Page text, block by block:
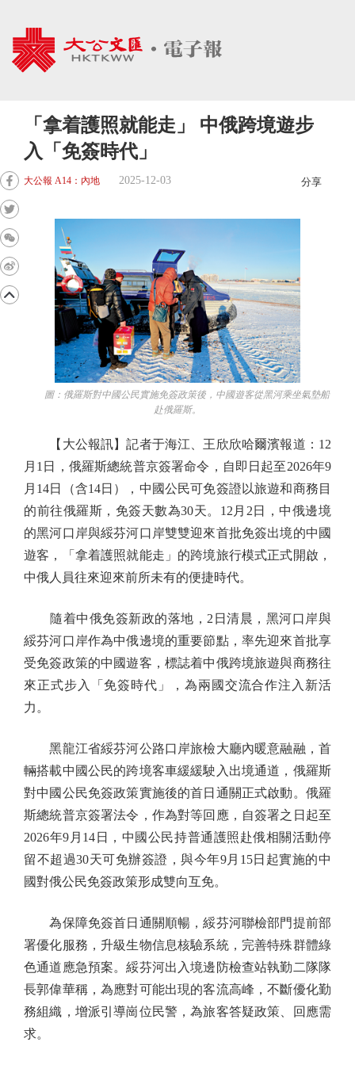
「拿着護照就能走」 中俄跨境遊步
入「免簽時代」
大公報 A14：內地 2025-12-03 分享
圖：俄羅斯對中國公民實施免簽政策後，中國遊客從黑河乘坐氣墊船
赴俄羅斯。
【大公報訊】記者于海江、王欣欣哈爾濱報道：12
月1日，俄羅斯總統普京簽署命令，自即日起至2026年9
月14日（含14日），中國公民可免簽證以旅遊和商務目
的前往俄羅斯，免簽天數為30天。12月2日，中俄邊境
的黑河口岸與綏芬河口岸雙雙迎來首批免簽出境的中國
遊客，「拿着護照就能走」的跨境旅行模式正式開啟，
中俄人員往來迎來前所未有的便捷時代。
隨着中俄免簽新政的落地，2日清晨，黑河口岸與
綏芬河口岸作為中俄邊境的重要節點，率先迎來首批享
受免簽政策的中國遊客，標誌着中俄跨境旅遊與商務往
來正式步入「免簽時代」，為兩國交流合作注入新活
力。
黑龍江省綏芬河公路口岸旅檢大廳內暖意融融，首
輛搭載中國公民的跨境客車緩緩駛入出境通道，俄羅斯
對中國公民免簽政策實施後的首日通關正式啟動。俄羅
斯總統普京簽署法令，作為對等回應，自簽署之日起至
2026年9月14日，中國公民持普通護照赴俄相關活動停
留不超過30天可免辦簽證，與今年9月15日起實施的中
國對俄公民免簽政策形成雙向互免。
為保障免簽首日通關順暢，綏芬河聯檢部門提前部
署優化服務，升級生物信息核驗系統，完善特殊群體綠
色通道應急預案。綏芬河出入境邊防檢查站執勤二隊隊
長郭偉華稱，為應對可能出現的客流高峰，不斷優化勤
務組織，增派引導崗位民警，為旅客答疑政策、回應需
求。